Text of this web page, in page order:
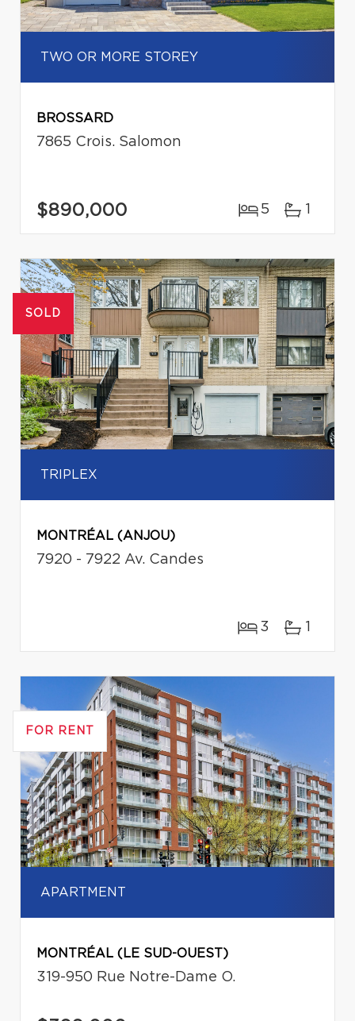
TWO OR MORE STOREY
BROSSARD
7865 Crois. Salomon
$890,000 5 1
SOLD
TRIPLEX
MONTRÉAL (ANJOU)
7920 - 7922 Av. Candes
3 1
FOR RENT
APARTMENT
MONTRÉAL (LE SUD-OUEST)
319-950 Rue Notre-Dame O.